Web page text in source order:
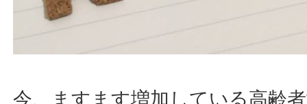
今、ますます増加している高齢